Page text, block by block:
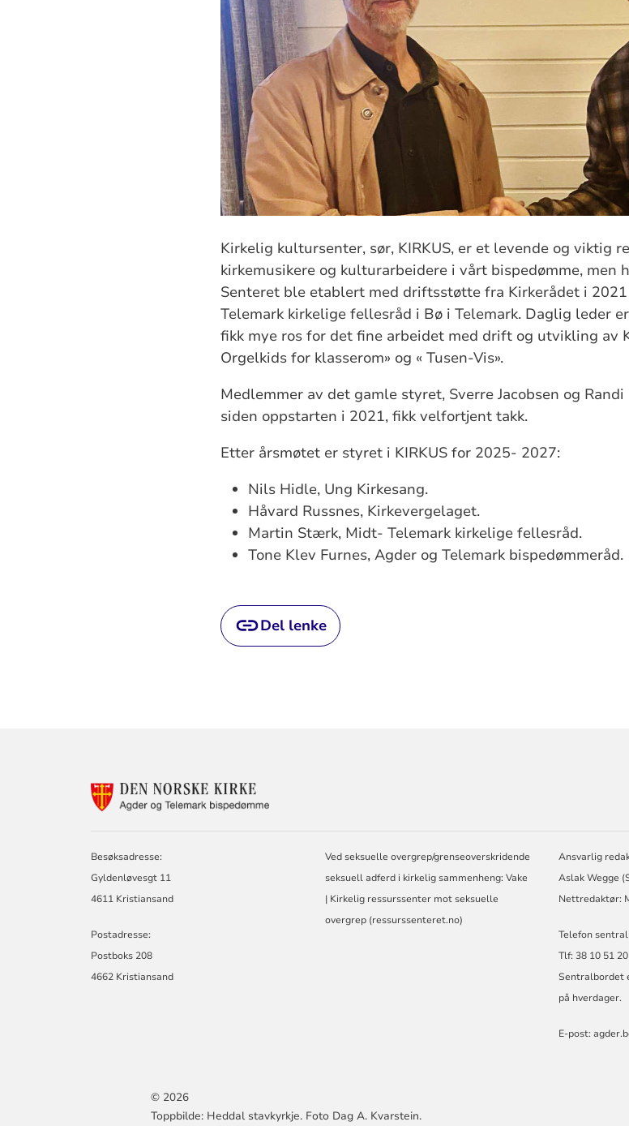
Kirkelig kultursenter, sør, KIRKUS, er et levende og viktig
kirkemusikere og kulturarbeidere i vårt bispedømme, men
Senteret ble etablert med driftsstøtte fra Kirkerådet i
Telemark kirkelige fellesråd i Bø i Telemark. Daglig leder
fikk mye ros for det fine arbeidet med drift og utvikling av
Orgelkids for klasserom» og « Tusen-Vis».
Medlemmer av det gamle styret, Sverre Jacobsen og
siden oppstarten i 2021, fikk velfortjent takk.
Etter årsmøtet er styret i KIRKUS for 2025- 2027:
Nils Hidle, Ung Kirkesang.
Håvard Russnes, Kirkevergelaget.
Martin Stærk, Midt- Telemark kirkelige fellesråd.
Tone Klev Furnes, Agder og Telemark bispedømmeråd.
Del lenke
FOR
TELEMARK
Besøksadresse:
Gyldenløvesgt 11
4611 Kristiansand
Postadresse:
Postboks 208
4662 Kristiansand
Ved seksuelle overgrep/grenseoverskridende
seksuell adferd i kirkelig sammenheng: Vake
| Kirkelig ressurssenter mot seksuelle
overgrep (ressurssenteret.no)
Ansvarlig
Aslak Wegge
Nettredaktør:
Telefon
Tlf: 38 10 51 20
Sentralbordet
på hverdager.
E-post:
© 2026
Toppbilde: Heddal stavkyrkje. Foto Dag A. Kvarstein.